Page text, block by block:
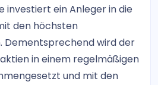
investiert ein Anleger in die
den höchsten
Dementsprechend wird der
in einem regelmäßigen
und mit den